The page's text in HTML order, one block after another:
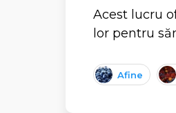
Acest lucru
lor pentru
Afine